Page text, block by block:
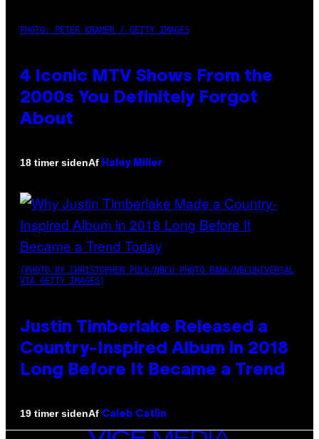
PHOTO: PETER KRAMER / GETTY IMAGES
4 Iconic MTV Shows From the
2000s You Definitely Forgot
About
18 timer sidenAf Haley Miller
(PHOTO BY CHRISTOPHER POLK/NBCU PHOTO BANK/NBCUNIVERSAL
VIA GETTY IMAGES)
Justin Timberlake Released a
Country-Inspired Album in 2018
Long Before It Became a Trend
19 timer sidenAf Caleb Catlin
VICE